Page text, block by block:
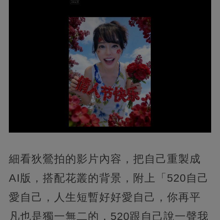
細看狄鶯拍的影片內容，把自己重製成
AI版，搭配花叢的背景，附上「520自己
愛自己，人生短暫好好愛自己，你再平
凡也是獨一無二的，520跟自己說一聲我